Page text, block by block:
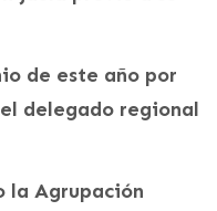
de este año por
delegado regional
la Agrupación